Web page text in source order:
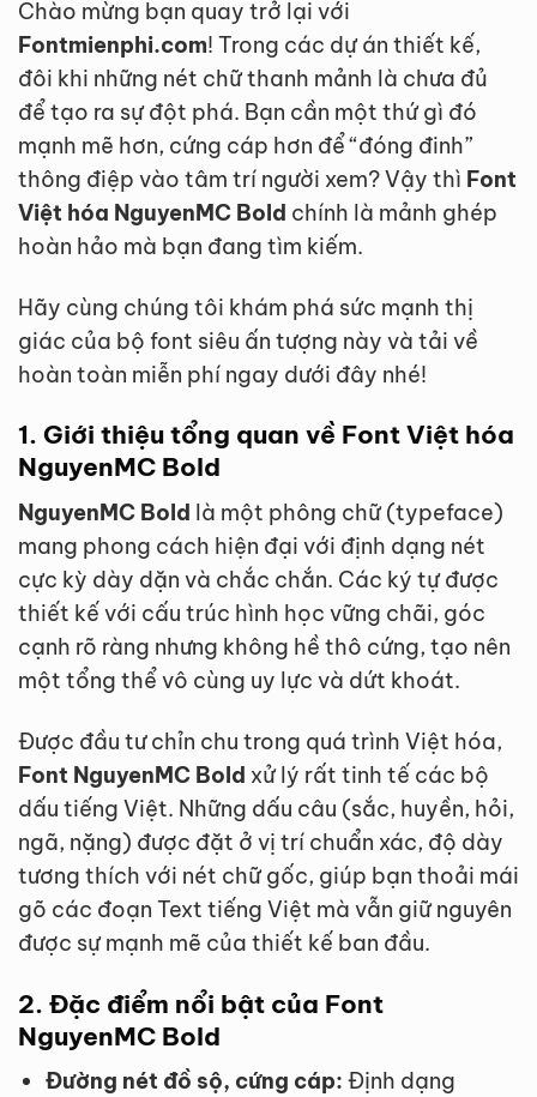
Chào mừng bạn quay trở lại với
Fontmienphi.com! Trong các dự án thiết kế,
đôi khi những nét chữ thanh mảnh là chưa đủ
để tạo ra sự đột phá. Bạn cần một thứ gì đó
mạnh mẽ hơn, cứng cáp hơn để “đóng đinh”
thông điệp vào tâm trí người xem? Vậy thì Font
Việt hóa NguyenMC Bold chính là mảnh ghép
hoàn hảo mà bạn đang tìm kiếm.
Hãy cùng chúng tôi khám phá sức mạnh thị
giác của bộ font siêu ấn tượng này và tải về
hoàn toàn miễn phí ngay dưới đây nhé!
1. Giới thiệu tổng quan về Font Việt hóa
NguyenMC Bold
NguyenMC Bold là một phông chữ (typeface)
mang phong cách hiện đại với định dạng nét
cực kỳ dày dặn và chắc chắn. Các ký tự được
thiết kế với cấu trúc hình học vững chãi, góc
cạnh rõ ràng nhưng không hề thô cứng, tạo nên
một tổng thể vô cùng uy lực và dứt khoát.
Được đầu tư chỉn chu trong quá trình Việt hóa,
Font NguyenMC Bold xử lý rất tinh tế các bộ
dấu tiếng Việt. Những dấu câu (sắc, huyền, hỏi,
ngã, nặng) được đặt ở vị trí chuẩn xác, độ dày
tương thích với nét chữ gốc, giúp bạn thoải mái
gõ các đoạn Text tiếng Việt mà vẫn giữ nguyên
được sự mạnh mẽ của thiết kế ban đầu.
2. Đặc điểm nổi bật của Font
NguyenMC Bold
Đường nét đồ sộ, cứng cáp: Định dạng